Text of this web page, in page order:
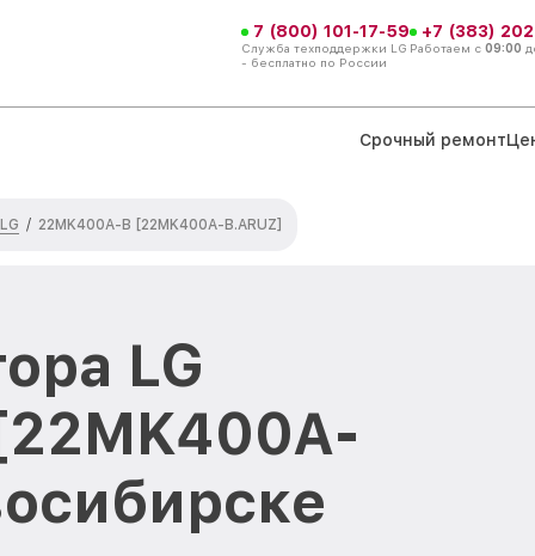
7 (800) 101-17-59
Служба техподдержки LG
- бесплатно по России
+7 (383)
Работаем с 09:00
Срочный ремонт
/ 22MK400A-B [22MK400A-B.ARUZ]
LG